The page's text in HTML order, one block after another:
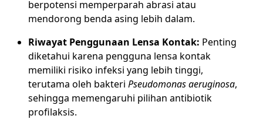
berpotensi memperparah abrasi atau
mendorong benda asing lebih dalam.
Riwayat Penggunaan Lensa Kontak: Penting
diketahui karena pengguna lensa kontak
memiliki risiko infeksi yang lebih tinggi,
terutama oleh bakteri Pseudomonas aeruginosa,
sehingga memengaruhi pilihan antibiotik
profilaksis.